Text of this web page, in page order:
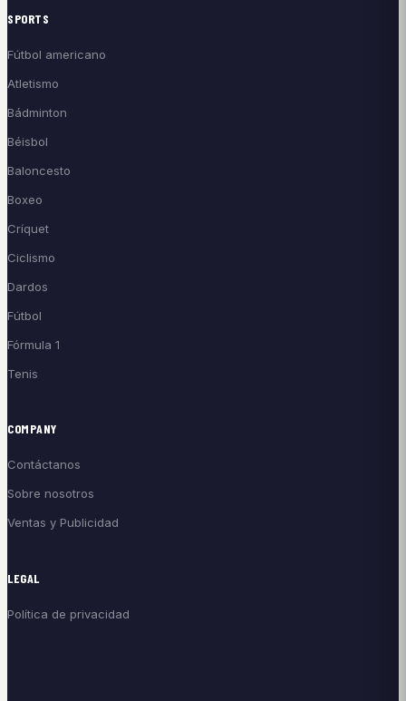
SPORTS
Fútbol americano
Atletismo
Bádminton
Béisbol
Baloncesto
Boxeo
Críquet
Ciclismo
Dardos
Fútbol
Fórmula 1
Tenis
COMPANY
Contáctanos
Sobre nosotros
Ventas y Publicidad
LEGAL
Política de privacidad